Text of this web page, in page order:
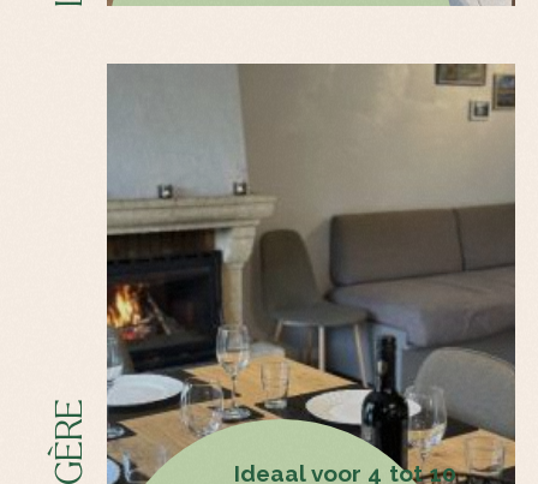
Ideaal voor 4 tot 10